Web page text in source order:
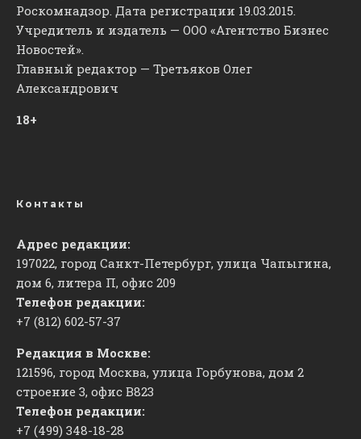
Роскомнадзор. Дата регистрации 19.03.2015.
Учредитель и издатель — ООО «Агентство Бизнес
Новостей».
Главный редактор — Третьяков Олег
Александрович
18+
Контакты
Адрес редакции:
197022, город Санкт-Петербург, улица Чапыгина,
дом 6, литера П, офис 209
Телефон редакции:
+7 (812) 602-57-37
Редакция в Москве:
121596, город Москва, улица Горбунова, дом 2
строение 3, офис ​В823
Телефон редакции:
+7 (499) 348-18-28